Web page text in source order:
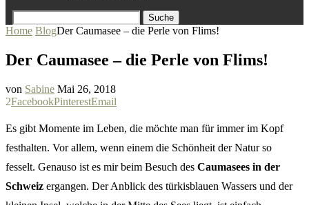
Suche
Home BlogDer Caumasee – die Perle von Flims!
Der Caumasee – die Perle von Flims!
von Sabine Mai 26, 2018
2FacebookPinterestEmail
Es gibt Momente im Leben, die möchte man für immer im Kopf
festhalten. Vor allem, wenn einem die Schönheit der Natur so
fesselt. Genauso ist es mir beim Besuch des Caumasees in der
Schweiz ergangen. Der Anblick des türkisblauen Wassers und der